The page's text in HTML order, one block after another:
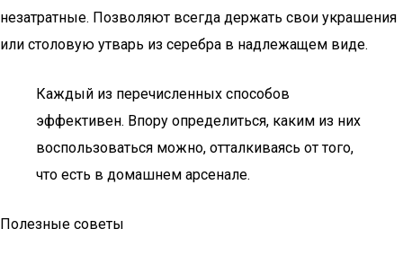
незатратные. Позволяют всегда держать свои украшения
или столовую утварь из серебра в надлежащем виде.
Каждый из перечисленных способов
эффективен. Впору определиться, каким из них
воспользоваться можно, отталкиваясь от того,
что есть в домашнем арсенале.
Полезные советы